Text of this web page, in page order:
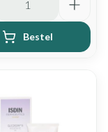
Bestel